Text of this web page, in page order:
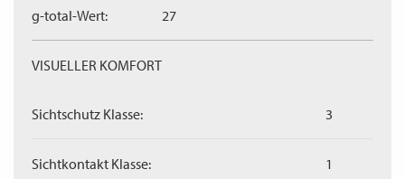
g-total-Wert: 27
VISUELLER KOMFORT
Sichtschutz Klasse: 3
Sichtkontakt Klasse: 1